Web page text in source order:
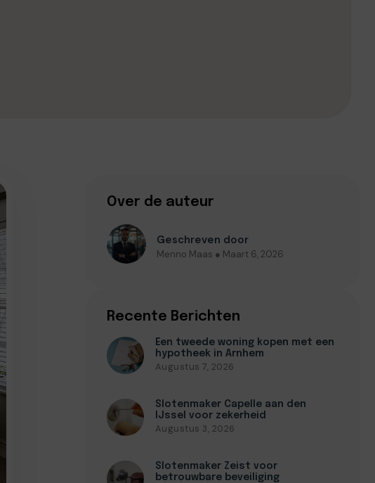
Over de auteur
Geschreven door
Menno Maas ● Maart 6, 2026
Recente Berichten
Een tweede woning kopen met een
hypotheek in Arnhem
Augustus 7, 2026
Slotenmaker Capelle aan den
IJssel voor zekerheid
Augustus 3, 2026
Slotenmaker Zeist voor
betrouwbare beveiliging